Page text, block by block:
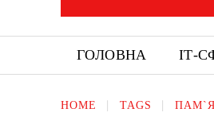
ГОЛОВНА ІТ-
HOME TAGS